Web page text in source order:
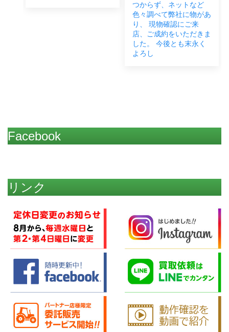
つからず、ネットなど
色々調べて弊社に物があ
り、 現物確認にご来
店、ご成約をいただきま
した。 今後とも末永く
よろし
Facebook
リンク